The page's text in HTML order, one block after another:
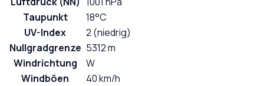
Taupunkt
18°C
UV-Index
2 (niedrig)
Nullgradgrenze 5312 m
Windrichtung
W
Windböen
40 km/h